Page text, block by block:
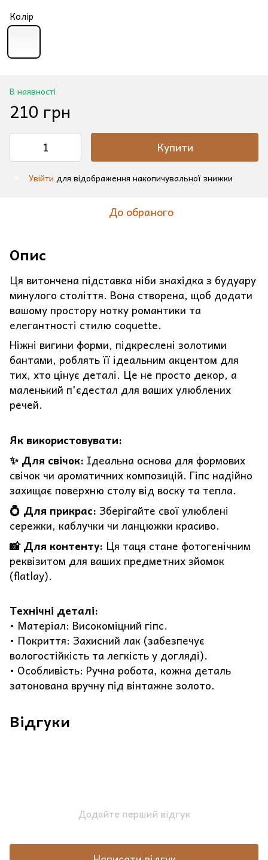
Колір
В наявності
210 грн
Купити
Увійти для відображення накопичувальної знижки
До обраного
Опис
Ця витончена підставка ніби знахідка з будуару
минулого століття. Вона створена, щоб додати
вашому простору нотку романтики та
елегантності стилю coquette.
Ніжні вигини форми, підкреслені золотими
бантами, роблять її ідеальним акцентом для
тих, хто цінує деталі. Це не просто декор, а
маленький п'єдестал для ваших улюблених
речей.
Як використовувати:
✨ Для свічок: Ідеальна основа для формових
свічок чи ароматичних композицій. Гіпс надійно
захищає поверхню столу від воску та тепла.
💍 Для прикрас: Зберігайте свої улюблені
сережки, каблучки чи ланцюжки красиво.
📸 Для контенту: Ця таця стане фотогенічним
реквізитом для ваших предметних зйомок
(flatlay).
Технічні деталі:
• Матеріал: Високоміцний гіпс.
• Покриття: Захисний лак (забезпечує
вологостійкість та легкість у догляді).
• Особливість: Ручна робота, кожна деталь
затонована вручну під вінтажне золото.
Відгуки
Додайте перший відгук